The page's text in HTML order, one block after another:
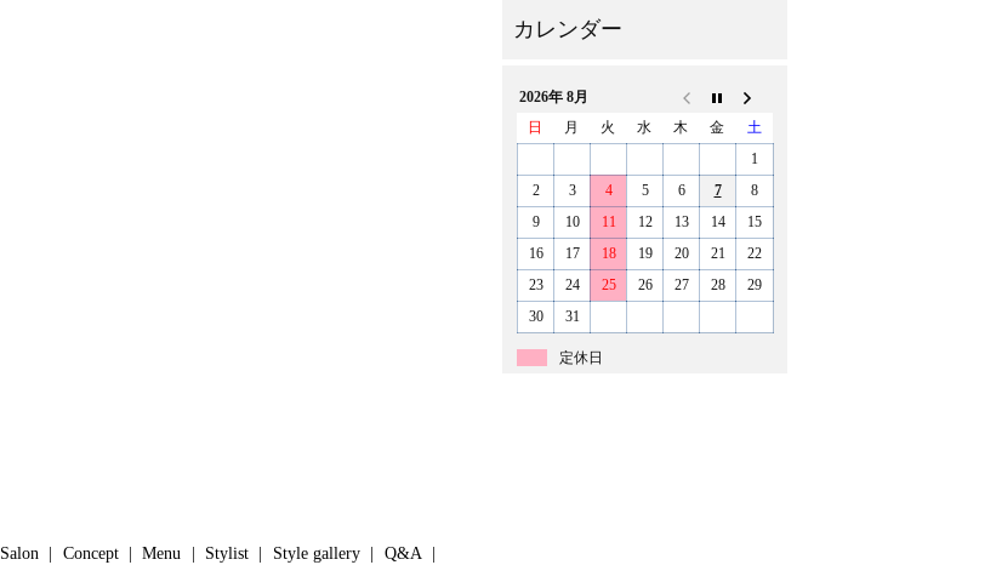
2026年 8月
日
月 火 水 木 金
土
1
2
3 4 5 6 7
8
9
10 11 12 13 14
15
16
17 18 19 20 21
22
23
24 25 26 27 28
29
30
31
定休日
Salon Concept Menu Stylist Style gallery Q&A